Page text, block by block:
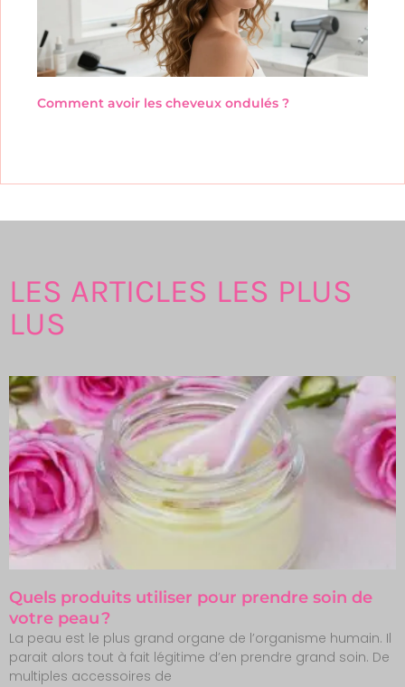
Comment avoir les cheveux ondulés ?
LES ARTICLES LES PLUS
LUS
Quels produits utiliser pour prendre soin de
votre peau ?
La peau est le plus grand organe de l’organisme humain. Il
parait alors tout à fait légitime d’en prendre grand soin. De
multiples accessoires de